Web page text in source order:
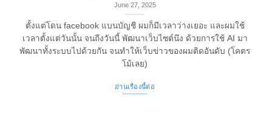
June 27, 2025
ตั้งแต่โดน facebook แบนบัญชี ผมก็มีเวลาว่างเยอะ และผมใช้
เวลาตั้งแต่วันนั้น จนถึงวันนี้ พัฒนาเว็บไซต์นึง ด้วยการใช้ AI มา
พัฒนาทั้งระบบไปด้วยกัน จนทำให้เว็บข่าวของผมติดอันดับ (โคตร
โม้เลย)
อ่านเรื่องนี้ต่อ